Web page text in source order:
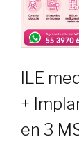
ILE
+
en 3